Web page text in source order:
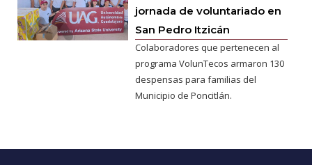
jornada de voluntariado en
San Pedro Itzicán
Colaboradores que pertenecen al
programa VolunTecos armaron 130
despensas para familias del
Municipio de Poncitlán.